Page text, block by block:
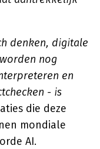
denken, digitale
nog
en
- is
die deze
mondiale
AI.